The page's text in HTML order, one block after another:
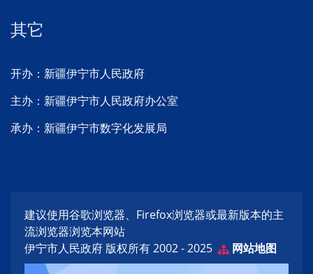
其它
开办：新疆伊宁市人民政府
主办：新疆伊宁市人民政府办公室
承办：新疆伊宁市数字化发展局
建议使用谷歌浏览器、Firefox浏览器或最新版本的主
流浏览器浏览本网站
伊宁市人民政府 版权所有 2002 - 2025
网站地图